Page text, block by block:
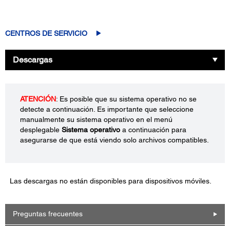
CENTROS DE SERVICIO
Descargas
ATENCIÓN: Es posible que su sistema operativo no se
detecte a continuación. Es importante que seleccione
manualmente su sistema operativo en el menú
desplegable Sistema operativo a continuación para
asegurarse de que está viendo solo archivos compatibles.
Las descargas no están disponibles para dispositivos móviles.
Preguntas frecuentes